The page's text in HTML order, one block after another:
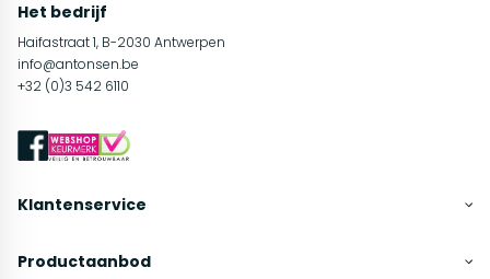
Het bedrijf
Haifastraat 1, B-2030 Antwerpen
info@antonsen.be
+32 (0)3 542 6110
Klantenservice
Productaanbod